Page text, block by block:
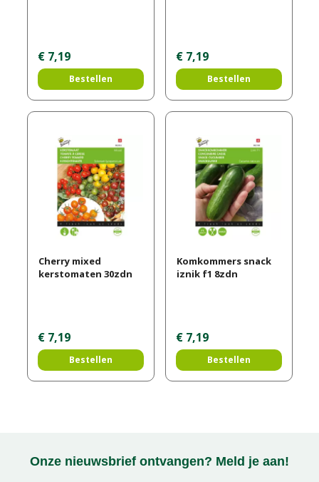
€ 7,19
Bestellen
€ 7,19
Bestellen
Cherry mixed
kerstomaten 30zdn
€ 7,19
Bestellen
Komkommers snack
iznik f1 8zdn
€ 7,19
Bestellen
Onze nieuwsbrief ontvangen? Meld je aan!